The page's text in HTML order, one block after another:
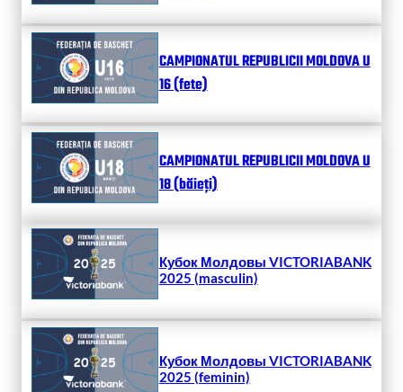
CAMPIONATUL REPUBLICII MOLDOVA U
16 (fete)
CAMPIONATUL REPUBLICII MOLDOVA U
18 (băieți)
Кубок Молдовы VICTORIABANK
2025 (masculin)
Кубок Молдовы VICTORIABANK
2025 (feminin)